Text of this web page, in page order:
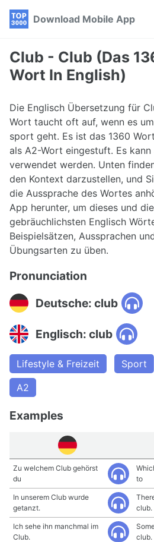
Skip
navigation
Skip
Skip
Download Mobile App
Club - Club (Das
Wort In English)
Die Englisch Übersetzung für
Wort taucht oft auf, wenn es
sport geht. Es ist das 1360
als A2-Wort eingestuft. Es
verwendet werden. Unten
den Kontext darzustellen, und
die Aussprache des Wortes
App herunter, um dieses und
gebräuchlichsten Englisch
Beispielsätzen, Aussprachen
Übungsarten zu üben.
Pronunciation
Deutsche: club
Englisch: club
Lifestyle & Freizeit Sport
A2
Examples
Zu welchem Club gehörst
du
to
In unserem Club wurde
getanzt.
club.
Ich sehe ihn manchmal im
Club.
club.